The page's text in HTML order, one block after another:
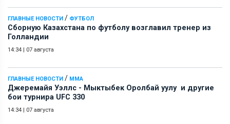
ГЛАВНЫЕ НОВОСТИ / ФУТБОЛ
Сборную Казахстана по футболу возглавил тренер из
Голландии
14:34 07 августа
ГЛАВНЫЕ НОВОСТИ / ММА
Джеремайя Уэллс - Мыктыбек Оролбай уулу и другие
бои турнира UFC 330
14:34 07 августа